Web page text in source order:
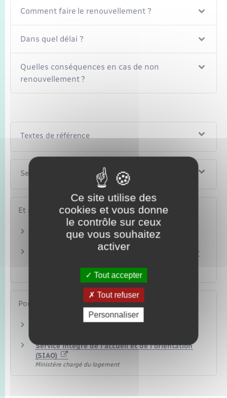
Comment faire le renouvellement ?
Dans quel délai ?
Quelles conséquences en cas de non
renouvellement ?
Textes de référence
Services en ligne et formulaires
Et aussi
Faire une demande de logement social (HLM)
Droit au logement opposable (Dalo) : faire valoir
Pour en savoir plus
Service intégré de l'accueil et de l'orientation
(SIAO)
Ministère chargé du logement
Ce site utilise des
cookies et vous donne
le contrôle sur ceux
que vous souhaitez
activer
Tout accepter
Tout refuser
Personnaliser